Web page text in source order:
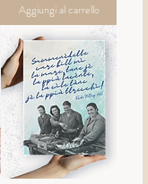
Aggiungi al carrello